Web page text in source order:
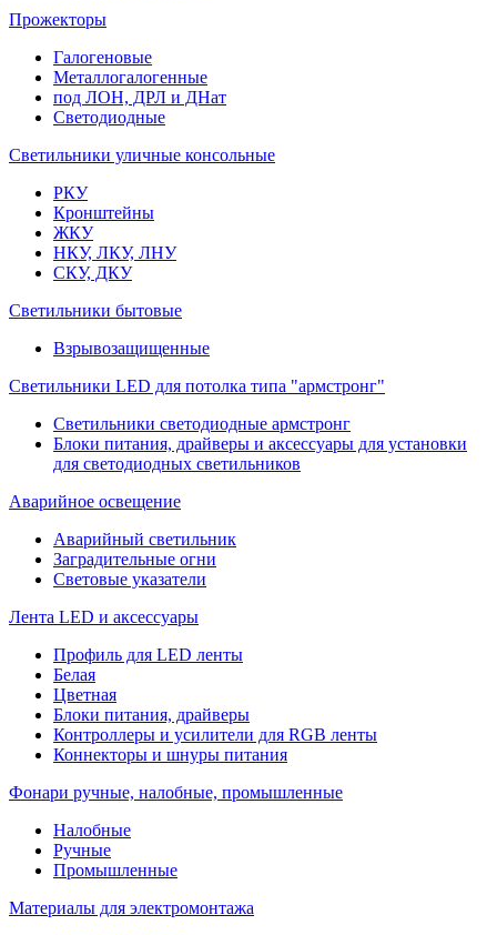
Прожекторы
Галогеновые
Металлогалогенные
под ЛОН, ДРЛ и ДНат
Светодиодные
Светильники уличные консольные
РКУ
Кронштейны
ЖКУ
НКУ, ЛКУ, ЛНУ
СКУ, ДКУ
Светильники бытовые
Взрывозащищенные
Светильники LED для потолка типа "армстронг"
Светильники светодиодные армстронг
Блоки питания, драйверы и аксессуары для установки
для светодиодных светильников
Аварийное освещение
Аварийный светильник
Заградительные огни
Световые указатели
Лента LED и аксессуары
Профиль для LED ленты
Белая
Цветная
Блоки питания, драйверы
Контроллеры и усилители для RGB ленты
Коннекторы и шнуры питания
Фонари ручные, налобные, промышленные
Налобные
Ручные
Промышленные
Материалы для электромонтажа